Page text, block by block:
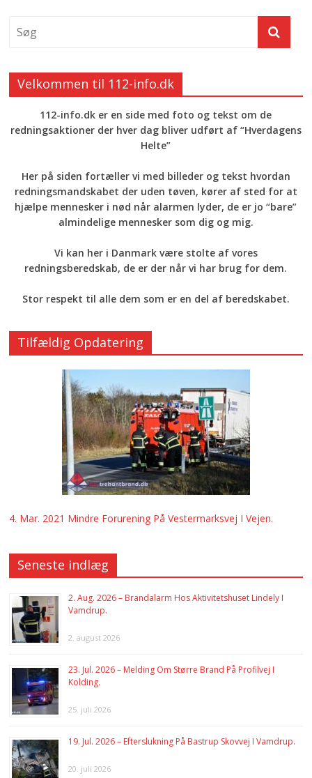
Velkommen til 112-info.dk
112-info.dk er en side med foto og tekst om de
redningsaktioner der hver dag bliver udført af “Hverdagens
Helte”
Her på siden fortæller vi med billeder og tekst hvordan
redningsmandskabet der uden tøven, kører af sted for at
hjælpe mennesker i nød når alarmen lyder, de er jo “bare”
almindelige mennesker som dig og mig.
Vi kan her i Danmark være stolte af vores
redningsberedskab, de er der når vi har brug for dem.
Stor respekt til alle dem som er en del af beredskabet.
Tilfældig Opdatering
4. Mar. 2021 Mindre Forurening På Vestermarksvej I Vejen.
Seneste indlæg
2. Aug. 2026 – Brandalarm Hos Aktivitetshuset Lindely I
Vamdrup.
2. august 2026
23. Jul. 2026 – Melding Om Større Brand På Profilvej I
Kolding.
25. juli 2026
19. Jul. 2026 – Efterslukning På Bastrup Skovvej I Vamdrup.
20. juli 2026